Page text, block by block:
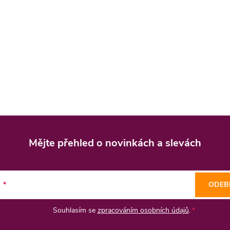
Mějte přehled o novinkách a slevách
Souhlasím se zpracováním osobních údajů.